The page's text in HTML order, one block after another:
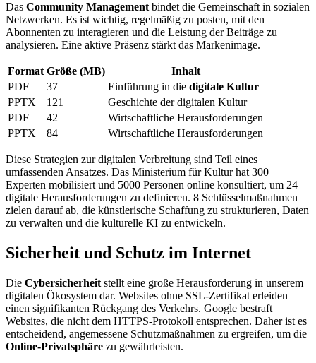
Das Community Management bindet die Gemeinschaft in sozialen
Netzwerken. Es ist wichtig, regelmäßig zu posten, mit den
Abonnenten zu interagieren und die Leistung der Beiträge zu
analysieren. Eine aktive Präsenz stärkt das Markenimage.
Format Größe (MB)
Inhalt
PDF
37 Einführung in die digitale Kultur
PPTX
121
Geschichte der digitalen Kultur
PDF
42
Wirtschaftliche Herausforderungen
PPTX
84 Wirtschaftliche Herausforderungen
Diese Strategien zur digitalen Verbreitung sind Teil eines
umfassenden Ansatzes. Das Ministerium für Kultur hat 300
Experten mobilisiert und 5000 Personen online konsultiert, um 24
digitale Herausforderungen zu definieren. 8 Schlüsselmaßnahmen
zielen darauf ab, die künstlerische Schaffung zu strukturieren, Daten
zu verwalten und die kulturelle KI zu entwickeln.
Sicherheit und Schutz im Internet
Die Cybersicherheit stellt eine große Herausforderung in unserem
digitalen Ökosystem dar. Websites ohne SSL-Zertifikat erleiden
einen signifikanten Rückgang des Verkehrs. Google bestraft
Websites, die nicht dem HTTPS-Protokoll entsprechen. Daher ist es
entscheidend, angemessene Schutzmaßnahmen zu ergreifen, um die
Online-Privatsphäre zu gewährleisten.